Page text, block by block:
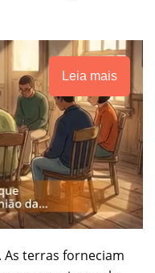
Leia mais
As terras forneciam